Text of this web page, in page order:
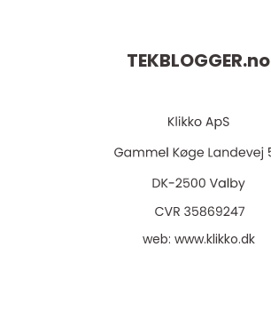
TEKBLOGGER.no
web: www.klikko.dk